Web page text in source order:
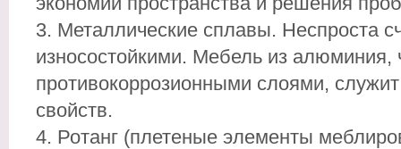
Металлические сплавы. Неспроста
износостойкими. Мебель из алюминия,
противокоррозионными слоями,
свойств.
Ротанг (плетеные элементы